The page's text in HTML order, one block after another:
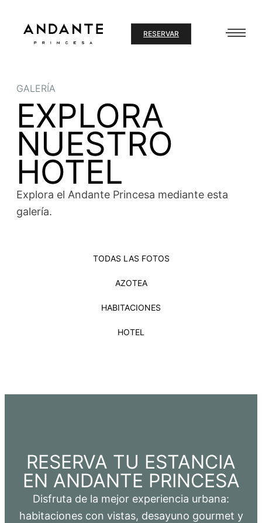
contenido
RESERVAR
GALERÍA
EXPLORA
NUESTRO
HOTEL
Explora el Andante Princesa mediante esta
galería.
TODAS LAS FOTOS
AZOTEA
HABITACIONES
HOTEL
RESERVA TU ESTANCIA
EN ANDANTE PRINCESA
Disfruta de la mejor experiencia urbana:
habitaciones con vistas, desayuno gourmet y